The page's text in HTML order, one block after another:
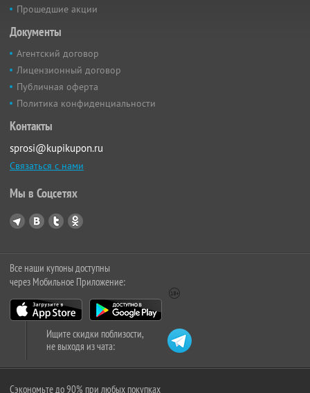
Прошедшие акции
Документы
Агентский договор
Лицензионный договор
Публичная оферта
Политика конфиденциальности
Контакты
sprosi@kupikupon.ru
Связаться с нами
Мы в Соцсетях
Все наши купоны доступны
через Мобильное Приложение:
Ищите скидки поблизости,
не выходя из чата:
Сэкономьте до 90% при любых покупках